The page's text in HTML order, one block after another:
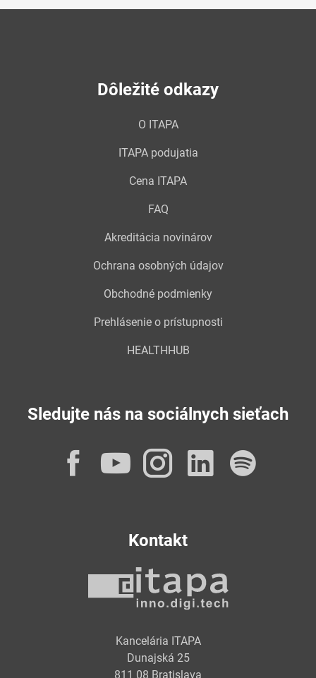
Dôležité odkazy
O ITAPA
ITAPA podujatia
Cena ITAPA
FAQ
Akreditácia novinárov
Ochrana osobných údajov
Obchodné podmienky
Prehlásenie o prístupnosti
HEALTHHUB
Sledujte nás na sociálnych sieťach
Facebook
YouTube
Instagram
Kontakt
Kancelária ITAPA
Dunajská 25
811 08 Bratislava